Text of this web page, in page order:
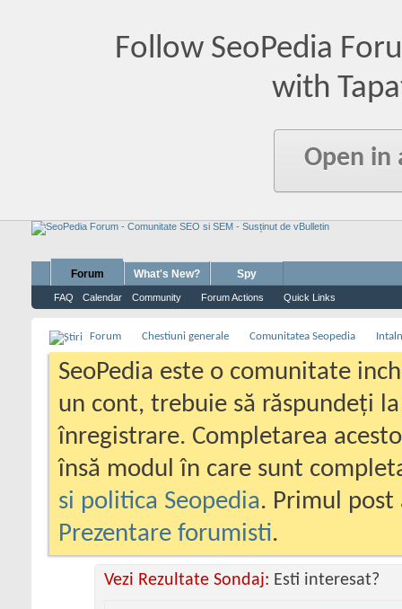
Follow SeoPedia
with
Open in
Forum
FAQ Calendar Community Forum Actions Quick Links
What's New? Spy
Forum Chestiuni generale Comunitatea Seopedia
SeoPedia este o comunitate
un cont, trebuie să răspundeți
înregistrare. Completarea
însă modul în care sunt
si politica Seopedia. Primul
Prezentare forumisti.
Vezi Rezultate Sondaj: Esti interesat?